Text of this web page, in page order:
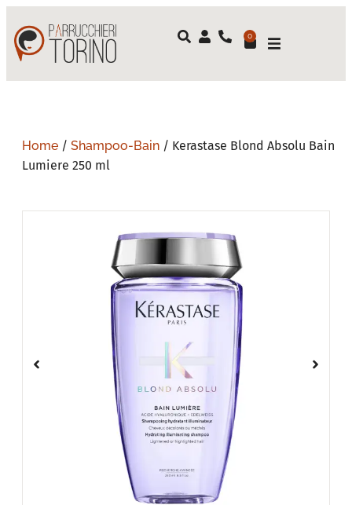
0
Home / Shampoo-Bain / Kerastase Blond Absolu Bain
Lumiere 250 ml